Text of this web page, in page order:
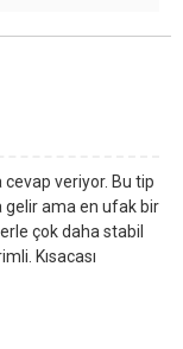
veriyor. Bu tip
gelir ama en ufak bir
çok daha stabil
Kısacası